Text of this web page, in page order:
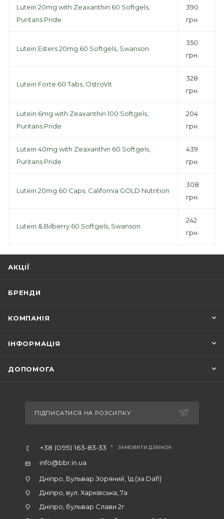
Lutein 20mg with Zeaxanthin 60 Softgels,
Puritans Pride
390
грн.
Lutein Esters 20mg 60 Softgels, Swanson
350
грн.
Lutein Forte 60 Tabs, OstroVit
328
грн.
Lutein 6mg with Zeaxanthin 100 Softgels,
Puritans Pride
204
грн.
Lutein 40mg with Zeaxanthin 60 Softgels,
Puritans Pride
439
грн.
Lutein 20mg 60 Caps, California GOLD Nutrition
308
грн.
Lutein & Bilberry 60 Softgels, Swanson
242
грн.
АКЦІЇ
БРЕНДИ
КОМПАНІЯ
ІНФОРМАЦІЯ
ДОПОМОГА
ПІДПИСАТИСЯ НА РОЗСИЛКУ
+38 (095) 163-83-33 ЗАМОВИТИ ДЗВІНОК
info@bbr.in.ua
Дніпро, Бульвар Зоряний, 1д (за Dafi)
Дніпро, вул. Харківська, 7а
Дніпро, бульвар Слави 2г